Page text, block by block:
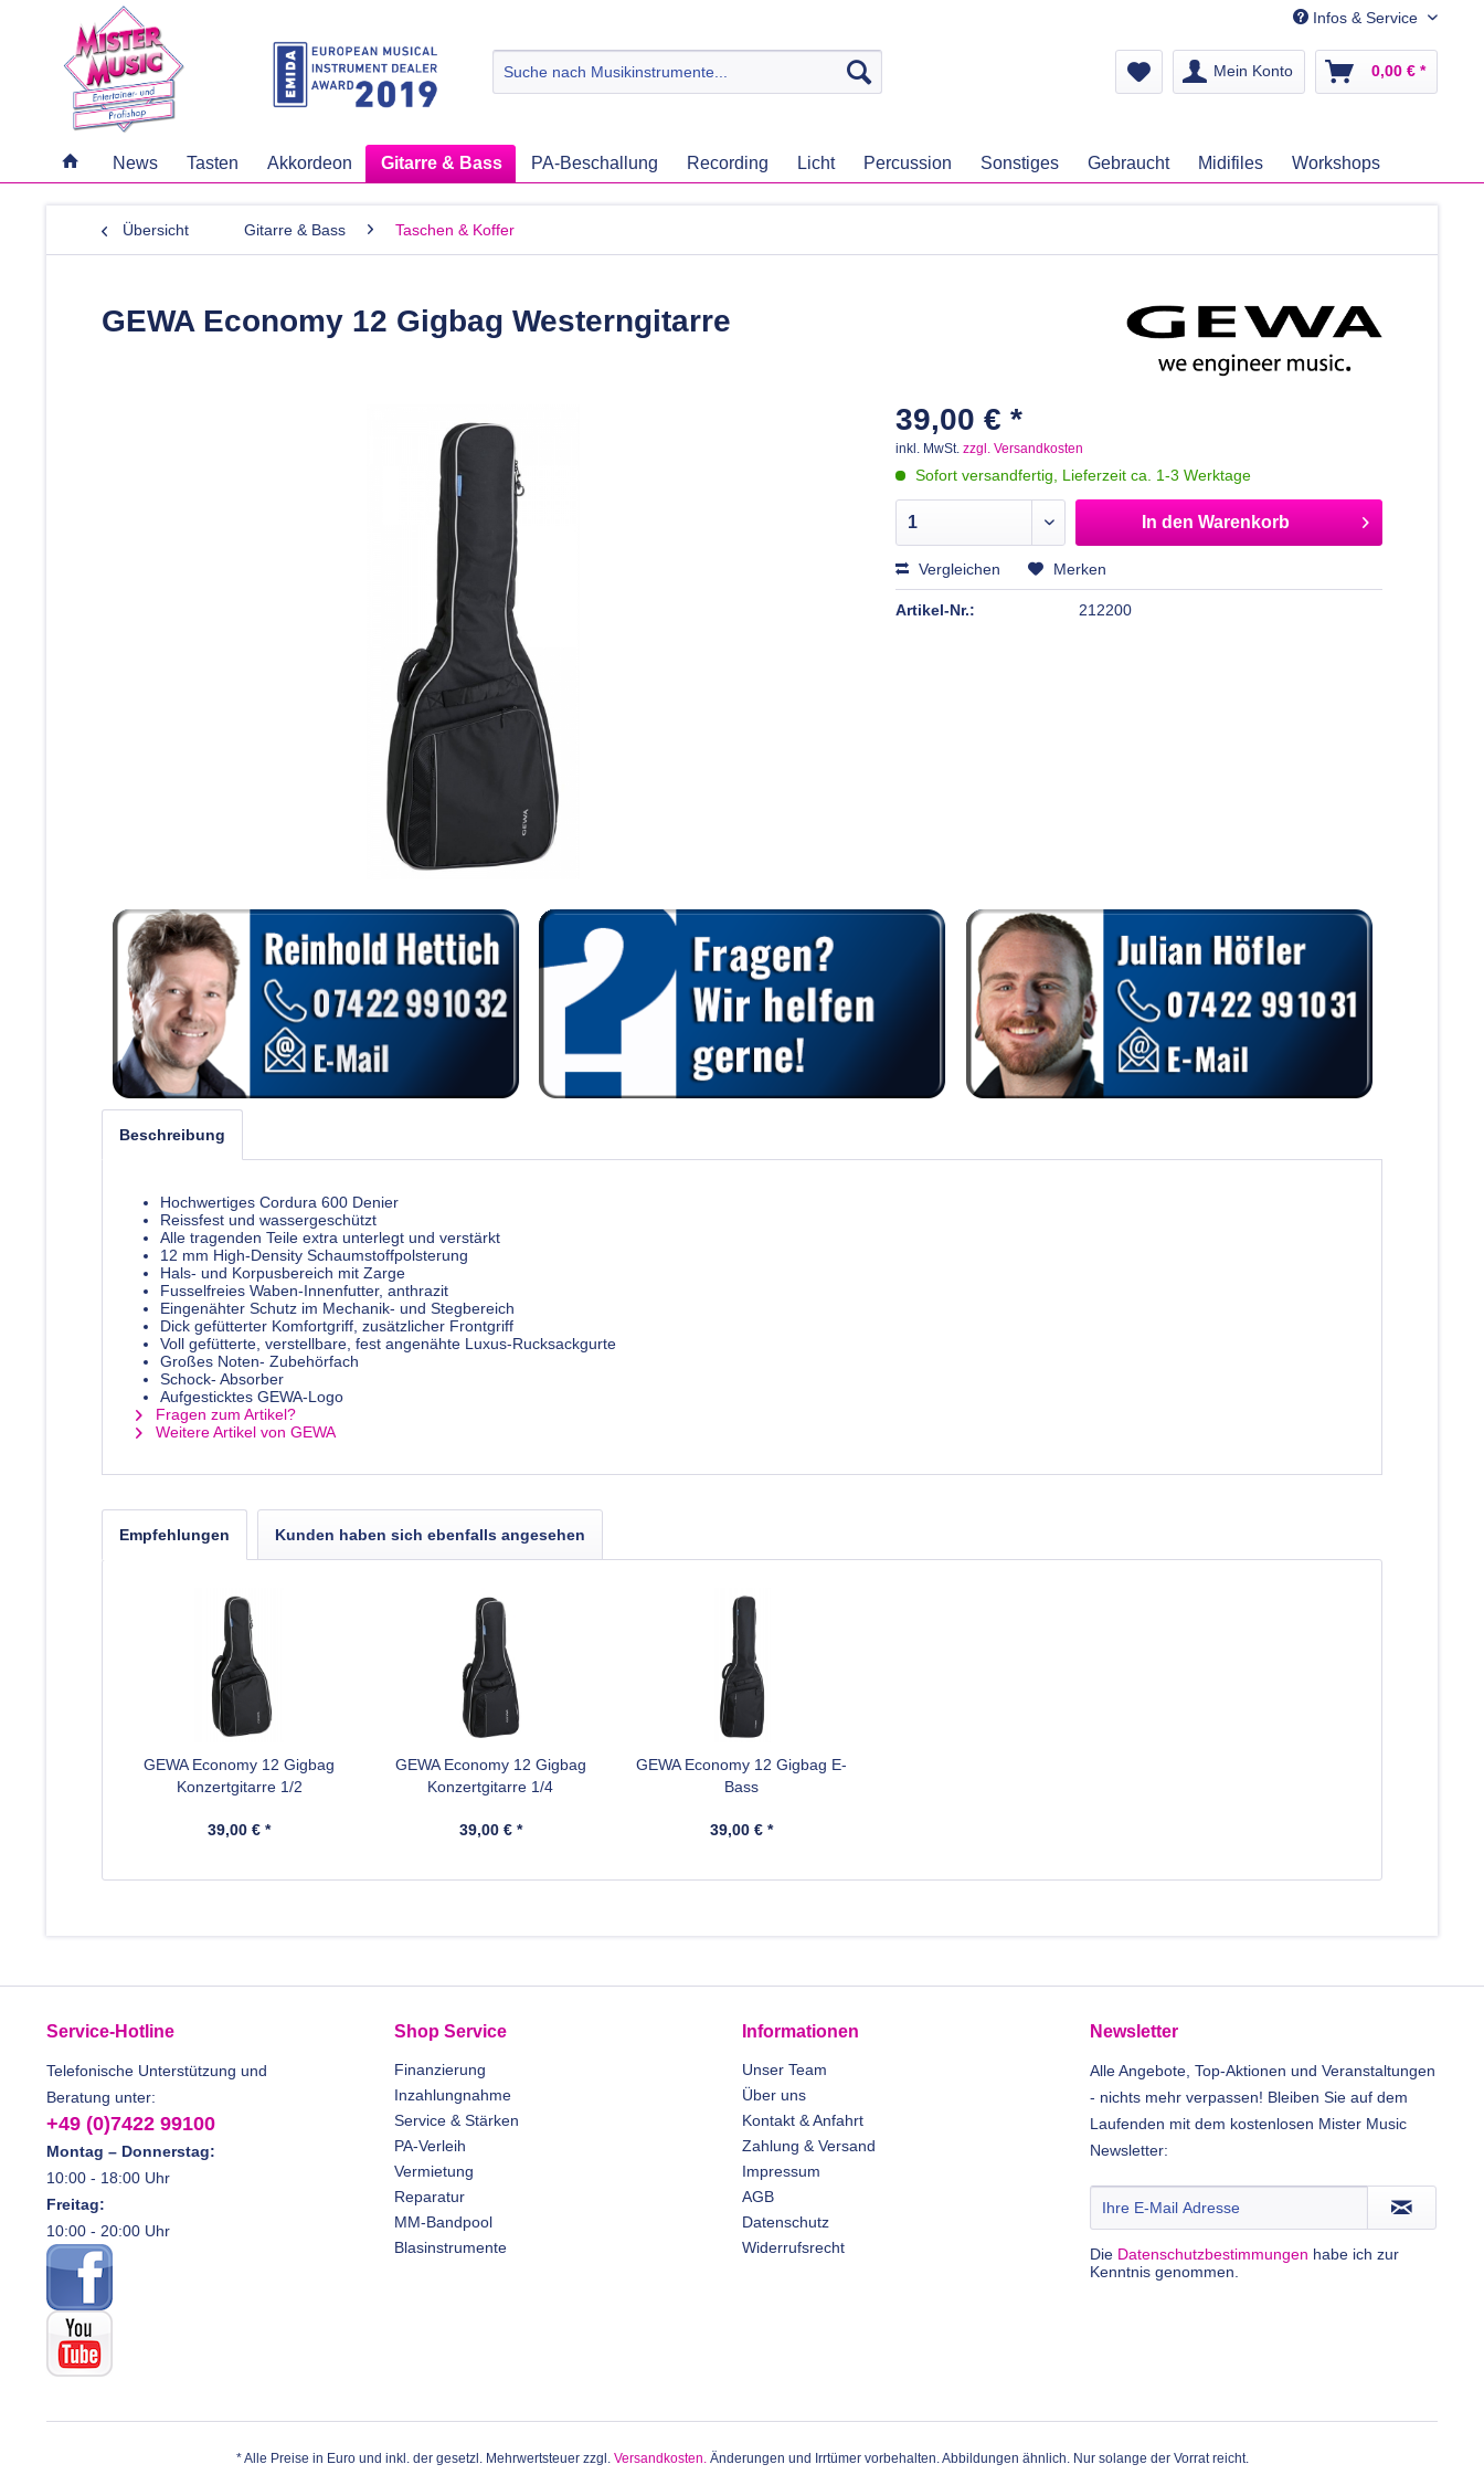
Infos & Service
Mein Konto 0,00 € *
News Tasten Akkordeon Gitarre & Bass PA-Beschallung Recording Licht Percussion Sonstiges Gebraucht Midifiles Workshops
Übersicht Gitarre & Bass Taschen & Koffer
GEWA Economy 12 Gigbag Westerngitarre
39,00 € *
inkl. MwSt.zzgl. Versandkosten
Sofort versandfertig, Lieferzeit ca. 1-3 Werktage
In den Warenkorb
Vergleichen Merken
Artikel-Nr.: 212200
Beschreibung
Hochwertiges Cordura 600 Denier
Reissfest und wassergeschützt
Alle tragenden Teile extra unterlegt und verstärkt
12 mm High-Density Schaumstoffpolsterung
Hals- und Korpusbereich mit Zarge
Fusselfreies Waben-Innenfutter, anthrazit
Eingenähter Schutz im Mechanik- und Stegbereich
Dick gefütterter Komfortgriff, zusätzlicher Frontgriff
Voll gefütterte, verstellbare, fest angenähte Luxus-Rucksackgurte
Großes Noten- Zubehörfach
Schock- Absorber
Aufgesticktes GEWA-Logo
Fragen zum Artikel?
Weitere Artikel von GEWA
Empfehlungen Kunden haben sich ebenfalls angesehen
GEWA Economy 12 Gigbag
Konzertgitarre 1/2
39,00 € *
GEWA Economy 12 Gigbag
Konzertgitarre 1/4
39,00 € *
GEWA Economy 12 Gigbag E-
Bass
39,00 € *
Service-Hotline
Telefonische Unterstützung und
Beratung unter:
+49 (0)7422 99100
Montag – Donnerstag:
10:00 - 18:00 Uhr
Freitag:
10:00 - 20:00 Uhr
Shop Service
Finanzierung
Inzahlungnahme
Service & Stärken
PA-Verleih
Vermietung
Reparatur
MM-Bandpool
Blasinstrumente
Informationen
Unser Team
Über uns
Kontakt & Anfahrt
Zahlung & Versand
Impressum
AGB
Datenschutz
Widerrufsrecht
Newsletter
Alle Angebote, Top-Aktionen und Veranstaltungen
- nichts mehr verpassen! Bleiben Sie auf dem
Laufenden mit dem kostenlosen Mister Music
Newsletter:
Die Datenschutzbestimmungen habe ich zur
Kenntnis genommen.
* Alle Preise in Euro und inkl. der gesetzl. Mehrwertsteuer zzgl. Versandkosten.Änderungen und Irrtümer vorbehalten. Abbildungen ähnlich. Nur solange der Vorrat reicht.